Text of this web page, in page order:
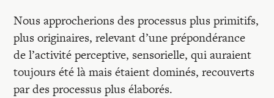
Nous approcherions des processus plus primitifs,
plus originaires, relevant d’une prépondérance
de l’activité perceptive, sensorielle, qui auraient
toujours été là mais étaient dominés, recouverts
par des processus plus élaborés.